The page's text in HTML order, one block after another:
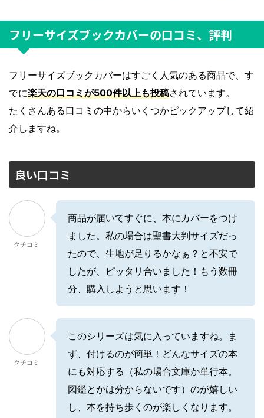
フリーサイズブックカバーの口コミ、評判
フリーサイズブックカバーはすごく人気のある商品で、す
でに楽天の口コミが500件以上も投稿されています。
たくさんある口コミの中からいくつかピックアップして紹
介しますね。
良い口コミ
クチコミ
商品が届いてすぐに、本にカバーをつけ
ました。私の場合は聖書大判サイズだっ
たので、生地が足りるかなぁ？と不安で
したが、ピッタリ合いました！もう数冊
分、購入しようと思います！
クチコミ
このシリーズは気に入っていますね。ま
ず、付けるのが簡単！どんなサイズの本
にも対応する（私の場合文庫か単行本。
図鑑とかは分からないです）のが嬉しい
し、本を持ち歩くのが楽しくなります。